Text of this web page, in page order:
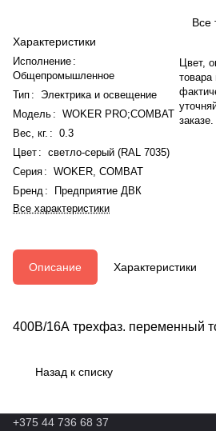
Характеристики
Исполнение :
Общепромышленное
Тип :
Электрика и освещение
Модель : WOKER PRO;COMBAT
Вес, кг. : 0.3
Цвет : светло-серый (RAL 7035)
Серия : WOKER COMBAT
Бренд :
Предприятие ДВК
Все характеристики
Все
Цвет,
товара
заказе.
Описание Характеристики
400В/16А трехфаз. переменный
Назад к списку
+375 44 736 68 37